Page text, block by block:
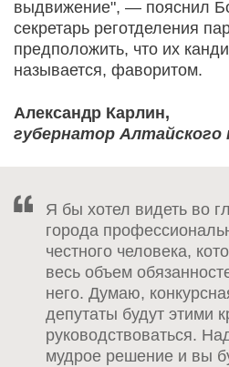
выдвижение", — пояснил
секретарь реготделения
предположить, что их
называется, фаворитом.
Александр Карлин,
губернатор Алтайского
Я бы хотел видеть во
города
честного человека,
весь объем
него. Думаю,
депутаты будут этими
руководствоваться.
мудрое решение и вы